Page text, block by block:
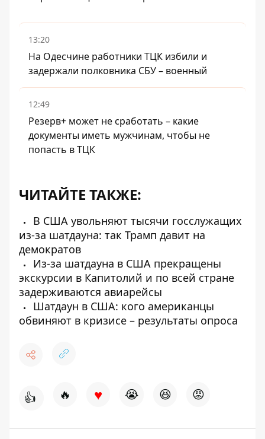
13:20
На Одесчине работники ТЦК избили и
задержали полковника СБУ – военный
12:49
Резерв+ может не сработать – какие
документы иметь мужчинам, чтобы не
попасть в ТЦК
ЧИТАЙТЕ ТАКЖЕ:
В США увольняют тысячи госслужащих
из-за шатдауна: так Трамп давит на
демократов
Из-за шатдауна в США прекращены
экскурсии в Капитолий и по всей стране
задерживаются авиарейсы
Шатдаун в США: кого американцы
обвиняют в кризисе – результаты опроса
👍 🔥 ♥ 😭 😆 😡